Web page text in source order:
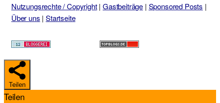
Nutzungsrechte / Copyright|Gastbeiträge | Sponsored Posts |
Über uns |Startseite
Teilen
Teilen